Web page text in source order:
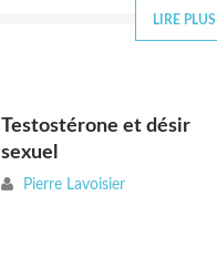
LIRE PLUS
Testostérone et désir
sexuel
Pierre Lavoisier